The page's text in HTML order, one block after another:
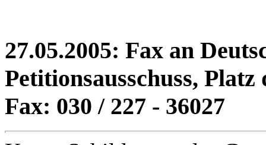
27.05.2005: Fax an
Petitionsausschuss,
Fax: 030 / 227 - 36027